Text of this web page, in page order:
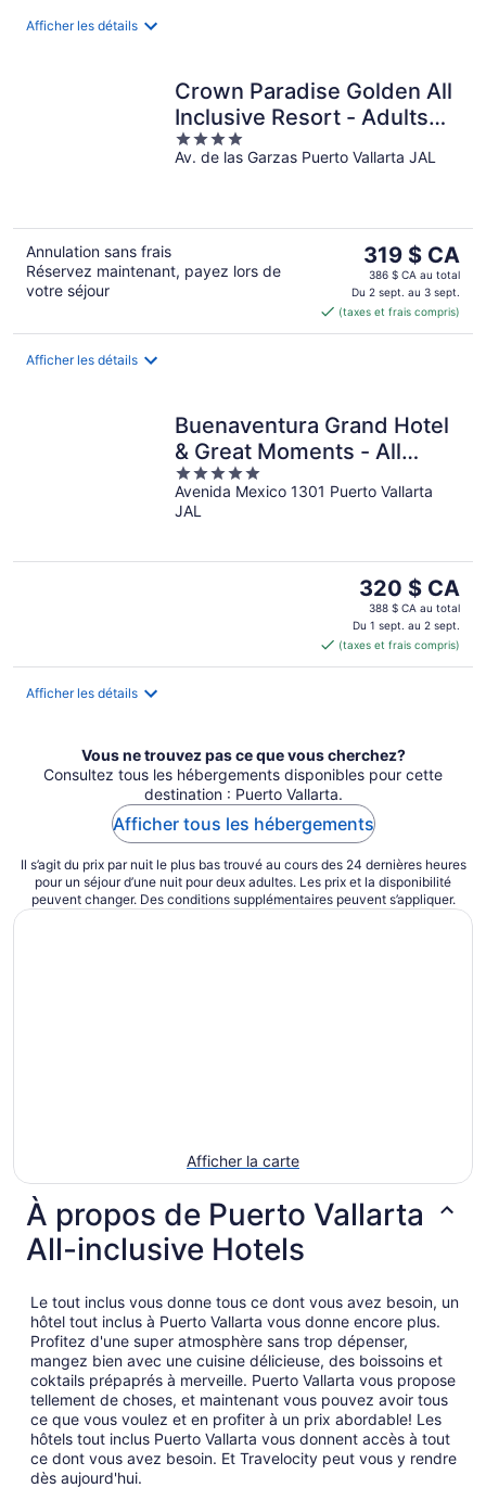
Afficher les détails
Crown Paradise Golden All
Inclusive Resort - Adults
Only
4
out
Av. de las Garzas Puerto Vallarta JAL
Annulation sans frais
Réservez maintenant, payez lors de
votre séjour
Le
prix
est
de 319 $ CA
par
319 $ CA
386 $ CA au total
Du 2 sept. au 3 sept.
(taxes et frais compris)
Afficher les détails
Buenaventura Grand Hotel
& Great Moments - All
Inclusive
5
out
of
Avenida Mexico 1301 Puerto Vallarta
JAL
Le
prix
est
de 320 $ CA
par
320 $ CA
388 $ CA au total
Du 1 sept. au 2 sept.
(taxes et frais compris)
Afficher les détails
Vous ne trouvez pas ce que vous cherchez?
Consultez tous les hébergements disponibles pour cette
destination : Puerto Vallarta.
Afficher tous les hébergements
Il s’agit du prix par nuit le plus bas trouvé au cours des 24 dernières heures
pour un séjour d’une nuit pour deux adultes. Les prix et la disponibilité
peuvent changer. Des conditions supplémentaires peuvent s’appliquer.
Afficher la carte
À propos de Puerto Vallarta
All-inclusive Hotels
Le tout inclus vous donne tous ce dont vous avez besoin, un
hôtel tout inclus à Puerto Vallarta vous donne encore plus.
Profitez d'une super atmosphère sans trop dépenser,
mangez bien avec une cuisine délicieuse, des boissoins et
coktails prépaprés à merveille. Puerto Vallarta vous propose
tellement de choses, et maintenant vous pouvez avoir tous
ce que vous voulez et en profiter à un prix abordable! Les
hôtels tout inclus Puerto Vallarta vous donnent accès à tout
ce dont vous avez besoin. Et Travelocity peut vous y rendre
dès aujourd'hui.